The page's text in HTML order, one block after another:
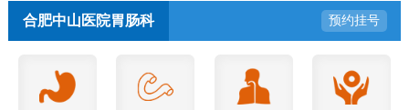
合肥中山医院胃肠科 预约挂号